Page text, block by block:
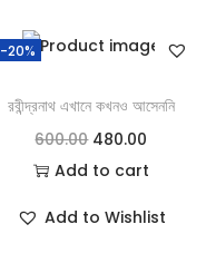
-20%
রবীন্দ্রনাথ এখানে কখনও আসেননি
600.00 480.00
Add to cart
Add to Wishlist